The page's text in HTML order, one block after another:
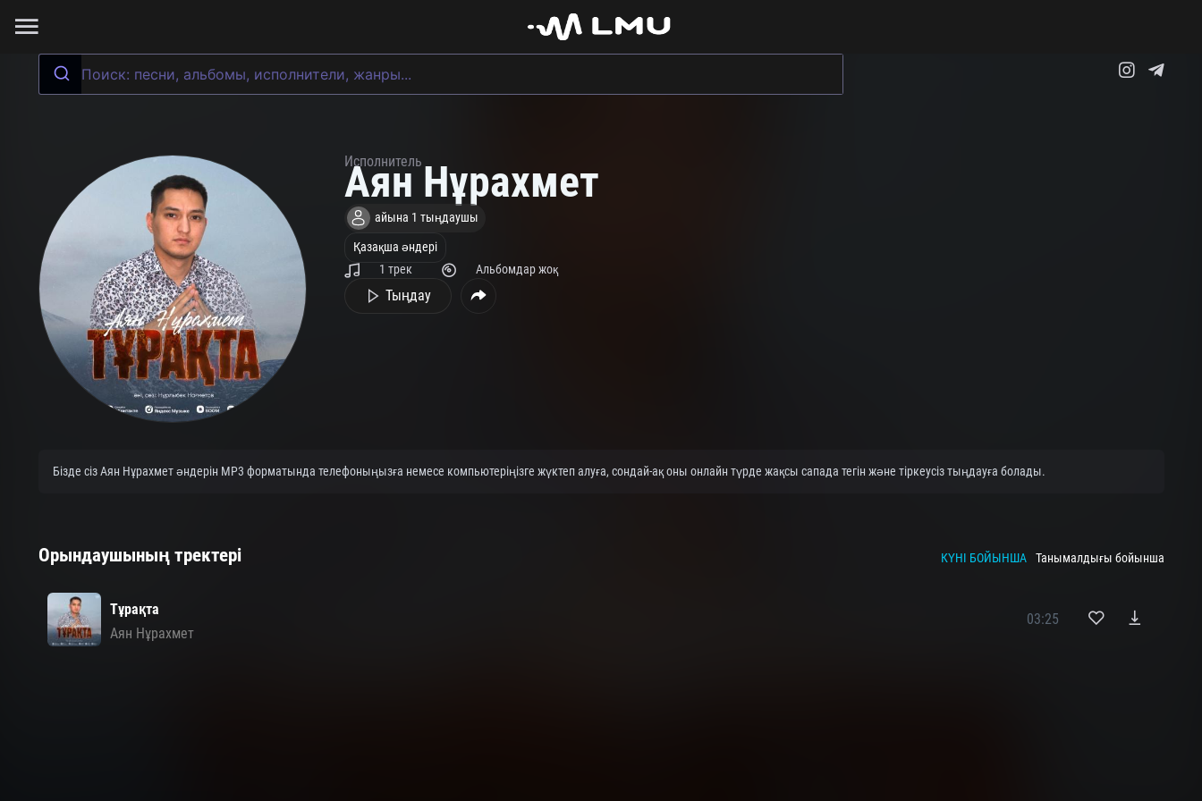
Исполнитель
Аян Нұрахмет
айына 1 тыңдаушы
Қазақша әндері
1 трек
Альбомдар жоқ
Тыңдау
Бізде сіз Аян Нұрахмет әндерін MP3 форматында телефоныңызға немесе компьютеріңізге жүктеп алуға, сондай-ақ оны онлайн түрде жақсы сапада тегін және тіркеусіз тыңдауға болады.
Орындаушының тректері КҮНІ БОЙЫНША Танымалдығы бойынша
Тұрақта
Аян Нұрахмет
03:25